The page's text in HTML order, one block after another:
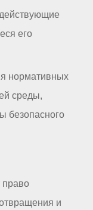
его
нормативных
среды,
безопасного
право
и